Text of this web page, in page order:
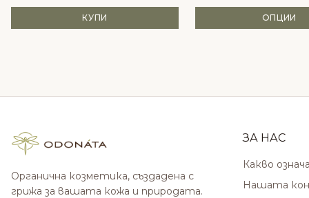
КУПИ ОПЦИИ
Органична козметика, създадена с
грижа за вашата кожа и природата.
ЗА НАС
Какво
Нашата